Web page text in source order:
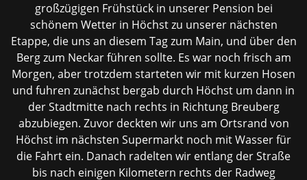
großzügigen Frühstück in unserer Pension bei
schönem Wetter in Höchst zu unserer nächsten
Etappe, die uns an diesem Tag zum Main, und über den
Berg zum Neckar führen sollte. Es war noch frisch am
Morgen, aber trotzdem starteten wir mit kurzen Hosen
und fuhren zunächst bergab durch Höchst um dann in
der Stadtmitte nach rechts in Richtung Breuberg
abzubiegen. Zuvor deckten wir uns am Ortsrand von
Höchst im nächsten Supermarkt noch mit Wasser für
die Fahrt ein. Danach radelten wir entlang der Straße
bis nach einigen Kilometern rechts der Radweg